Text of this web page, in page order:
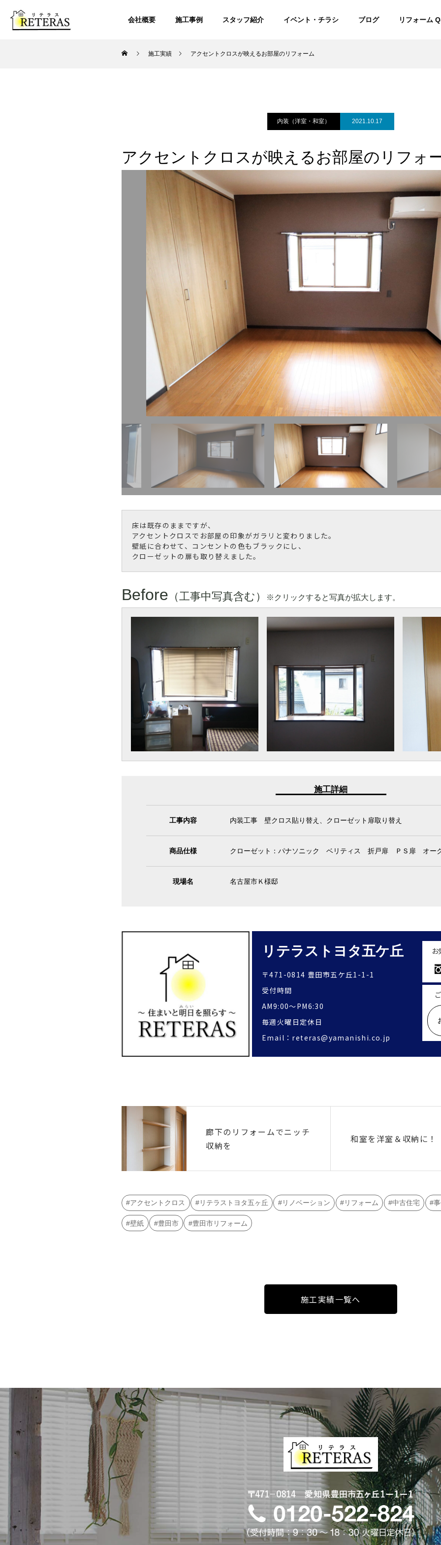
会社概要 施工事例 スタッフ紹介 イベント・チラシ ブログ リフォーム
施工実績 アクセントクロスが映えるお部屋のリフォーム
内装（洋室・和室） 2021.10.17
アクセントクロスが映えるお部屋のリフォ
床は既存のままですが、
アクセントクロスでお部屋の印象がガラリと変わりました。
壁紙に合わせて、コンセントの色もブラックにし、
クローゼットの扉も取り替えました。
Before （工事中写真含む） ※クリックすると写真が拡大します。
施工詳細
工事内容 内装工事 壁クロス貼り替え、クローゼット扉取り替え
商品仕様 クローゼット：パナソニック ベリティス 折戸扉 ＰＳ扉 オー
現場名 名古屋市Ｋ様邸
リテラストヨタ五ケ丘
〒471-0814 豊田市五ケ丘1-1-1
受付時間
AM9:00〜PM6:30
毎週火曜日定休日
Email：reteras@yamanishi.co.jp
お
廊下のリフォームでニッチ
収納を
和室を洋室＆収納に！
アクセントクロス リテラストヨタ五ヶ丘 リノベーション リフォーム 中古住宅
壁紙 豊田市 豊田市リフォーム
施工実績一覧へ